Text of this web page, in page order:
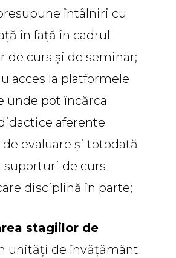
întâlniri cu
în față în cadrul
de curs și de seminar;
acces la platformele
unde pot încărca
aferente
evaluare și totodată
suporturi de curs
disciplină în parte;
stagiilor de
unități de învățământ